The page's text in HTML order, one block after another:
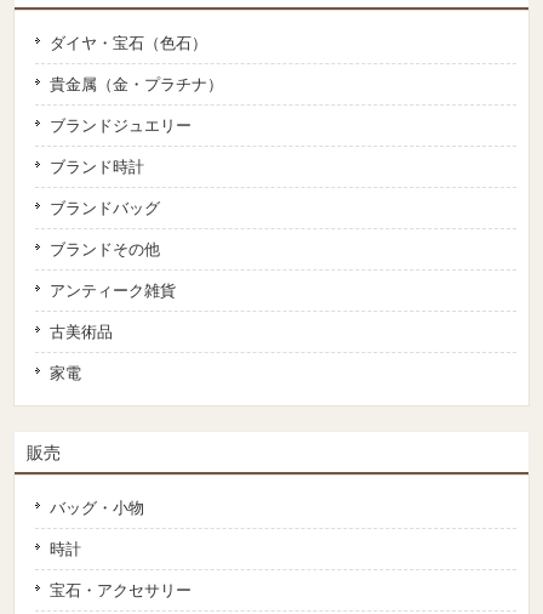
ダイヤ・宝石（色石）
貴金属（金・プラチナ）
ブランドジュエリー
ブランド時計
ブランドバッグ
ブランドその他
アンティーク雑貨
古美術品
家電
販売
バッグ・小物
時計
宝石・アクセサリー